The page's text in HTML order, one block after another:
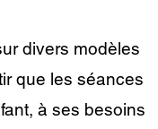
divers modèles
que les séances
à ses besoins